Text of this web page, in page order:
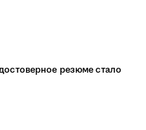
резюме стало